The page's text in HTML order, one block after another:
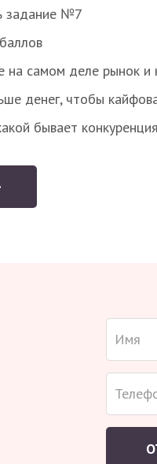
задание №7
на самом деле рынок и
денег, чтобы
бывает